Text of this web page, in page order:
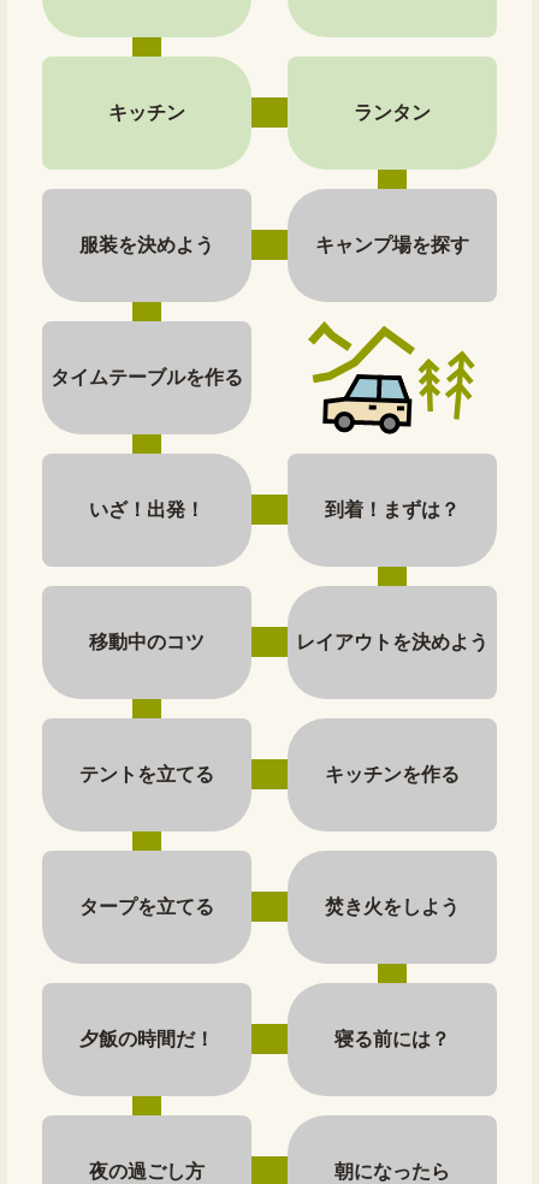
キッチン ランタン
服装を決めよう キャンプ場を探す
タイムテーブルを作る
いざ！出発！ 到着！まずは？
移動中のコツ レイアウトを決めよう
テントを立てる キッチンを作る
タープを立てる 焚き火をしよう
夕飯の時間だ！ 寝る前には？
夜の過ごし方 朝になったら